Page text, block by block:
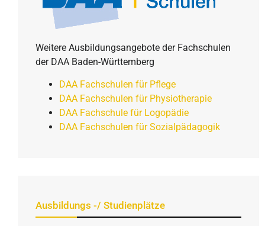
Weitere Ausbildungsangebote der Fachschulen
der DAA Baden-Württemberg
DAA Fachschulen für Pflege
DAA Fachschulen für Physiotherapie
DAA Fachschule für Logopädie
DAA Fachschulen für Sozialpädagogik
Ausbildungs -/ Studienplätze